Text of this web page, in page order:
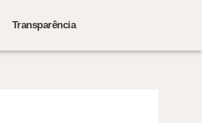
Transparência